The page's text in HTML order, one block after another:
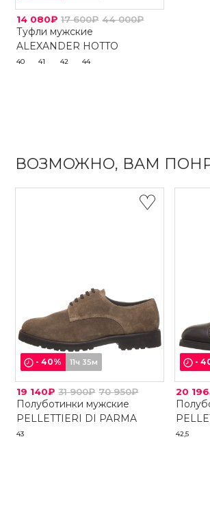
14 080₽ 17 600₽ 44 000₽
Туфли мужские
ALEXANDER HOTTO
40 41 42 44
ВОЗМОЖНО, ВАМ
-40% 11ч 35м
19 140₽ 31 900₽ 70 950₽
Полуботинки мужские
PELLETTIERI DI PARMA
43
-
20
42,5